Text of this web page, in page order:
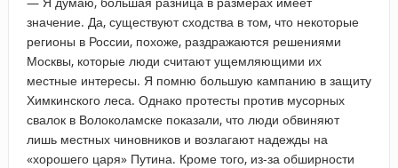
значение. Да, существуют сходства в том, что некоторые
регионы в России, похоже, раздражаются решениями
Москвы, которые люди считают ущемляющими их
местные интересы. Я помню большую кампанию в защиту
Химкинского леса. Однако протесты против мусорных
свалок в Волоколамске показали, что люди обвиняют
лишь местных чиновников и возлагают надежды на
«хорошего царя» Путина. Кроме того, из-за обширности